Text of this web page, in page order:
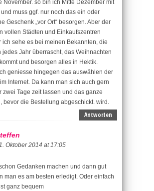
November. so bin ich Mitte Dezember mit
muss ggf. nur noch das ein oder
Geschenk „vor Ort“ besorgen. Aber der
vollen Städten und Einkaufszentren
ich sehe es bei meinen Bekannten, die
jedes Jahr überrascht, das Weihnachten
und besorgen alles in Hektik.
geniesse hingegen das auswählen der
Internet. Da kann man sich auch gern
zwei Tage zeit lassen und das ganze
bevor die Bestellung abgeschickt. wird.
Antworten
Oktober 2014 at 17:05
Gedanken machen und dann gut
man es am besten erledigt. Oder einfach
ganz bequem